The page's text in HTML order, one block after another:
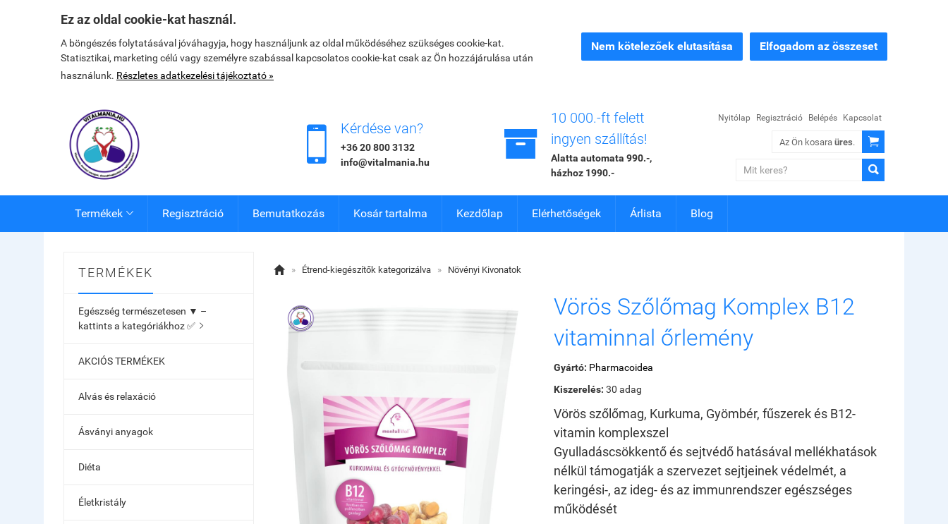
Ez az oldal cookie-kat használ.
A böngészés folytatásával jóváhagyja, hogy használjunk az oldal működéséhez szükséges cookie-kat.
Statisztikai, marketing célú vagy személyre szabással kapcsolatos cookie-kat csak az Ön hozzájárulása után
használunk. Részletes adatkezelési tájékoztató »
Nem kötelezőek elutasítása Elfogadom az összeset
 Kérdése van?
+36 20 800 3132
info@vitalmania.hu

10 000.-ft felett
ingyen szállítás!
Alatta automata 990.-,
házhoz 1990.-
Nyitólap Regisztráció Belépés Kapcsolat
Az Ön kosara üres.


Termékek  Regisztráció Bemutatkozás Kosár tartalma Kezdőlap Elérhetőségek Árlista Blog
TERMÉKEK
Egészség természetesen ▼ –
kattints a kategóriákhoz ✅ 
AKCIÓS TERMÉKEK
Alvás és relaxáció
Ásványi anyagok
Diéta
Életkristály
 » Étrend-kiegészítők kategorizálva » Növényi Kivonatok
Vörös Szőlőmag Komplex B12
vitaminnal őrlemény
Gyártó: Pharmacoidea
Kiszerelés: 30 adag
Vörös szőlőmag, Kurkuma, Gyömbér, fűszerek és B12-
vitamin komplexszel
Gyulladáscsökkentő és sejtvédő hatásával mellékhatások
nélkül támogatják a szervezet sejtjeinek védelmét, a
keringési-, az ideg- és az immunrendszer egészséges
működését